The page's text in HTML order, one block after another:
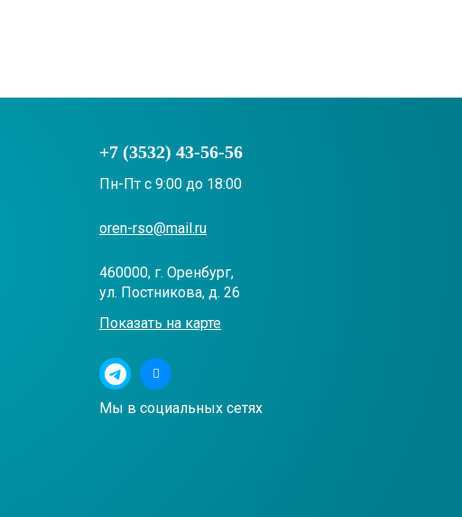
+7 (3532) 43-56-56
Пн-Пт с 9:00 до 18:00
oren-rso@mail.ru
460000, г. Оренбург,
ул. Постникова, д. 26
Показать на карте
Мы в социальных сетях